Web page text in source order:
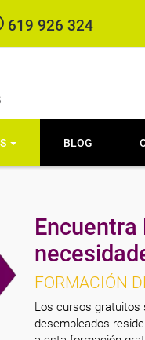
619 926 324
BLOG
FORMACIÓN
Los cursos gratuitos
desempleados